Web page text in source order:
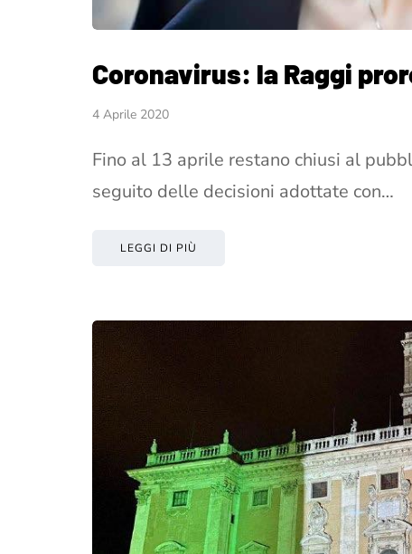
Coronavirus: la Raggi
4 Aprile 2020
Fino al 13 aprile restano chiusi al
seguito delle decisioni adottate con…
LEGGI DI PIÙ